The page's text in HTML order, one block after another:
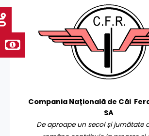
Compania Națională de Căi
SA
De aproape un secol și jumătate